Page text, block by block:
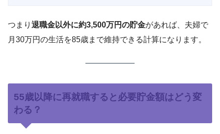
つまり 退職金以外に約3,500万円の貯金があれば、夫婦で
月30万円の生活を85歳まで維持できる計算になります。
55歳以降に再就職すると必要貯金額はどう変
わる？